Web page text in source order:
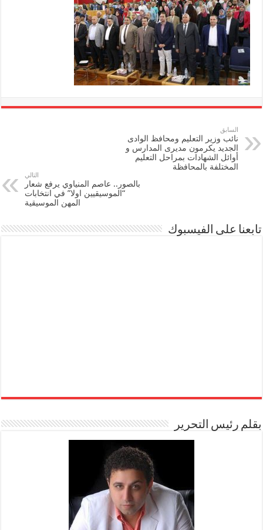
السابق
نائب وزير التعليم ومحافظ الوادى
الجديد يكرمون مديرى المدارس و
أوائل الشهادات بمراحل التعليم
المختلفة بالمحافظة
التالي
بالصور.. عاصم المنياوي يرفع شعار
“الموسيقيين اولا” في انتخابات
المهن الموسيقية
تابعنا على الفيسبوك
بقلم رئيس التحرير